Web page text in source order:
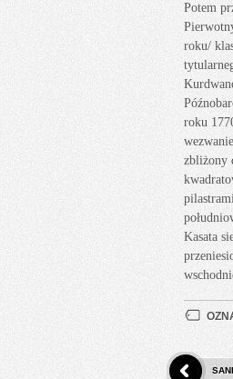
Potem
roku/
roku
zbliżony
Kasata